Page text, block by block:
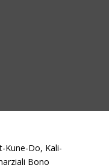
Kune-Do, Kali-
Bono